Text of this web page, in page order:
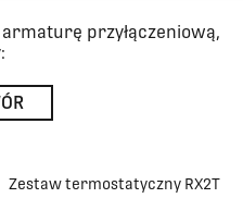
przyłączeniową,
Zestaw termostatyczny RX2T